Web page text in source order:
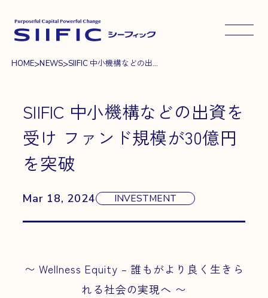
メニュ
HOME>NEWS>SIIFIC 中小機構などの出...
SIIFIC 中小機構などの出資を
受け ファンド規模が30億円
を突破
Mar 18, 2024 INVESTMENT
〜 Wellness Equity – 誰もがより良く生きら
れる社会の実現へ 〜